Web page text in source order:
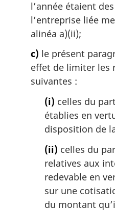
l’année étaient
l’entreprise liée
alinéa a)(ii);
c) le présent
effet de limiter les
suivantes :
(i) celles du
établies en
disposition de
(ii) celles du
relatives aux
redevable en
sur une
du montant